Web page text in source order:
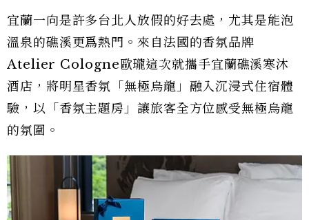
宜蘭一向是許多台北人放假的好去處，尤其是能泡
溫泉的礁溪更爲熱門。來自法國的香氛品牌
Atelier Cologne歐瓏這次就攜手宜蘭礁溪寒沐
酒店，將明星香氛「無極烏龍」融入沉浸式住宿體
驗，以「香氛主題房」讓旅客全方位感受無極烏龍
的氛圍。